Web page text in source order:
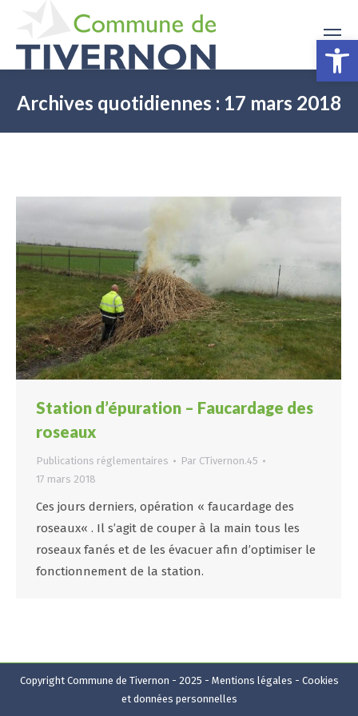
Archives quotidiennes : 17 mars 2018
Station d’épuration – Faucardage des
roseaux
Publications réglementaires Par CTivernon.45
17 mars 2018
Ces jours derniers, opération « faucardage des
roseaux« . Il s’agit de couper à la main tous les
roseaux fanés et de les évacuer afin d’optimiser le
fonctionnement de la station.
Copyright Commune de Tivernon - 2025 - Mentions légales - Cookies
et données personnelles